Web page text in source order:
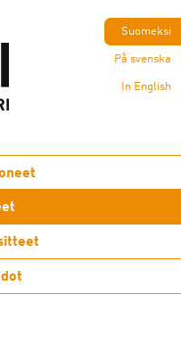
Suomeksi
På svenska
In English